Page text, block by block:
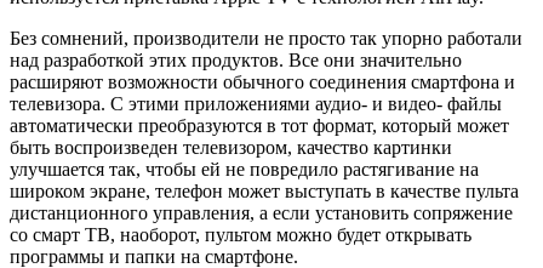
Без сомнений, производители не просто так упорно работали
над разработкой этих продуктов. Все они значительно
расширяют возможности обычного соединения смартфона и
телевизора. С этими приложениями аудио- и видео- файлы
автоматически преобразуются в тот формат, который может
быть воспроизведен телевизором, качество картинки
улучшается так, чтобы ей не повредило растягивание на
широком экране, телефон может выступать в качестве пульта
дистанционного управления, а если установить сопряжение
со смарт ТВ, наоборот, пультом можно будет открывать
программы и папки на смартфоне.